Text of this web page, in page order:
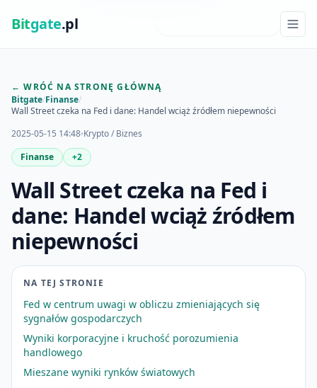
Bitgate.pl
← WRÓĆ NA STRONĘ GŁÓWNĄ
Bitgate/Finanse/
Wall Street czeka na Fed i dane: Handel wciąż źródłem niepewności
2025-05-15 14:48 Krypto / Biznes
Finanse
+2
Wall Street czeka na Fed i
dane: Handel wciąż źródłem
niepewności
NA TEJ STRONIE
Fed w centrum uwagi w obliczu zmieniających się
sygnałów gospodarczych
Wyniki korporacyjne i kruchość porozumienia
handlowego
Mieszane wyniki rynków światowych